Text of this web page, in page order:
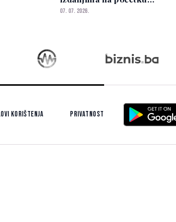
promocije novog filma
07. 07. 2026.
korištenja Privatnost